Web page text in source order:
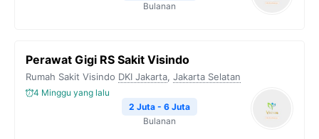
Bulanan
Perawat Gigi RS Sakit Visindo
Rumah Sakit Visindo DKI Jakarta, Jakarta Selatan
4 Minggu yang lalu
2 Juta - 6 Juta
Bulanan